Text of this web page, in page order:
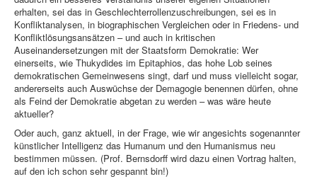
erhalten, sei das in Geschlechterrollenzuschreibungen, sei es in
Konfliktanalysen, in biographischen Vergleichen oder in Friedens- und
Konfliktlösungsansätzen – und auch in kritischen
Auseinandersetzungen mit der Staatsform Demokratie: Wer
einerseits, wie Thukydides im Epitaphios, das hohe Lob seines
demokratischen Gemeinwesens singt, darf und muss vielleicht sogar,
andererseits auch Auswüchse der Demagogie benennen dürfen, ohne
als Feind der Demokratie abgetan zu werden – was wäre heute
aktueller?
Oder auch, ganz aktuell, in der Frage, wie wir angesichts sogenannter
künstlicher Intelligenz das Humanum und den Humanismus neu
bestimmen müssen. (Prof. Bernsdorff wird dazu einen Vortrag halten,
auf den ich schon sehr gespannt bin!)